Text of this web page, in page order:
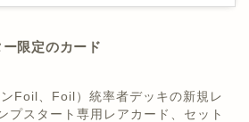
限定のカード
ンFoil、Foil）統率者デッキの新規レ
プスタート専用レアカード、セット